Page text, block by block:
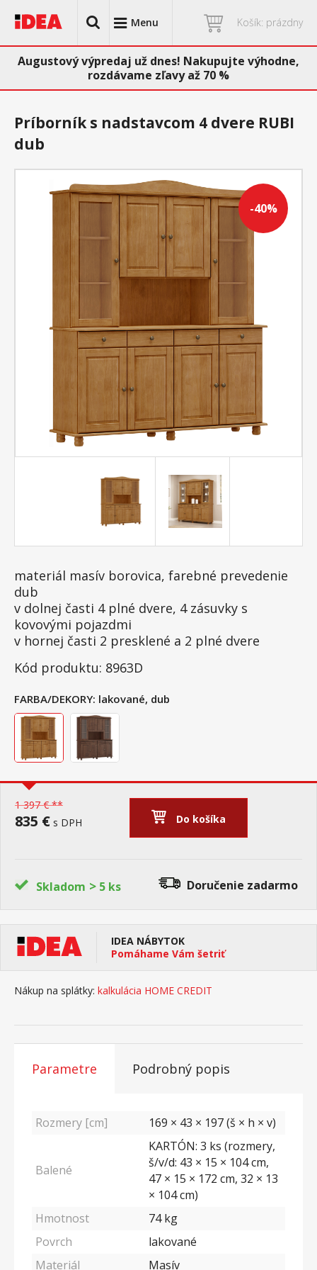
Menu Košík: prázdny
Augustový výpredaj už dnes! Nakupujte výhodne,
rozdávame zľavy až 70 %
-40%
Príborník s nadstavcom 4 dvere RUBI
dub
materiál masív borovica, farebné prevedenie
dub
v dolnej časti 4 plné dvere, 4 zásuvky s
kovovými pojazdmi
v hornej časti 2 presklené a 2 plné dvere
Kód produktu: 8963D
FARBA/DEKORY: lakované, dub
1 397 € **
835 € s DPH Do košíka
Skladom > 5 ks Doručenie zadarmo
IDEA NÁBYTOK
Pomáhame Vám šetriť
Nákup na splátky: kalkulácia HOME CREDIT
Parametre Podrobný popis
Rozmery [cm] 169 × 43 × 197 (š × h × v)
Balené
KARTÓN: 3 ks (rozmery,
š/v/d: 43 × 15 × 104 cm,
47 × 15 × 172 cm, 32 × 13
× 104 cm)
Hmotnost
74kg
Povrch
lakované
Materiál
Masív